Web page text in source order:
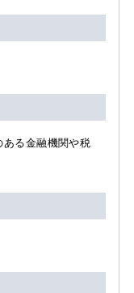
る金融機関や税